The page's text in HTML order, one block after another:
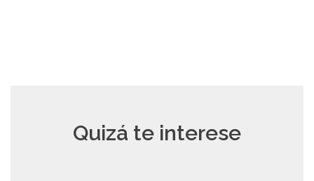
Quizá te interese